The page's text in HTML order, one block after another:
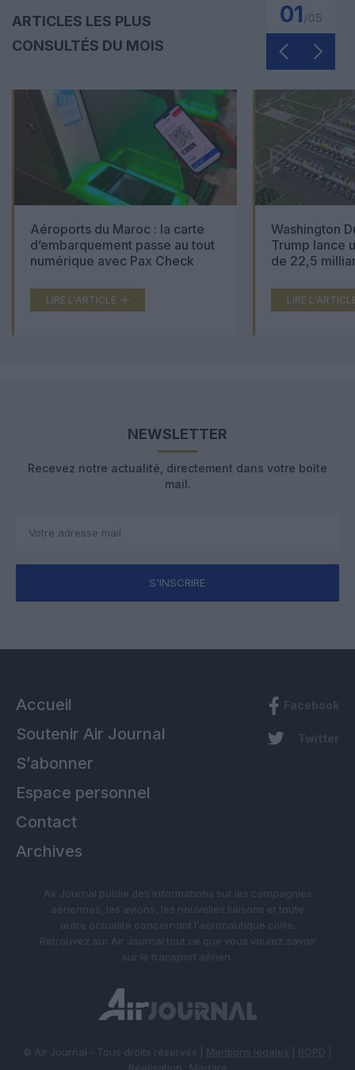
ARTICLES LES PLUS
CONSULTÉS DU MOIS
01
Aéroports du Maroc : la carte
d’embarquement passe au tout
numérique avec Pax Check
LIRE L'ARTICLE
Washington
Trump lance
de 22,5
LIRE
NEWSLETTER
Recevez notre actualité, directement dans votre boîte
mail.
S'INSCRIRE
Accueil
Soutenir Air Journal
S’abonner
Espace personnel
Contact
Archives